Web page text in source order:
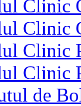
Clinic
Clinic
Clinic
Clinic
de